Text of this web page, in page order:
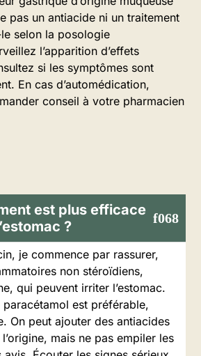
pas un antiacide ni un traitement
selon la posologie
l’apparition d’effets
si les symptômes sont
En cas d’automédication,
conseil à votre pharmacien
est plus efficace
?
je commence par rassurer,
non stéroïdiens,
qui peuvent irriter l’estomac.
est préférable,
On peut ajouter des antiacides
mais ne pas empiler les